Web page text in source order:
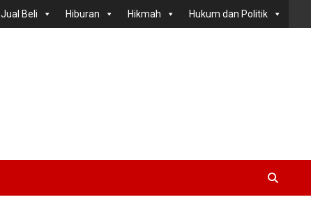
Jual Beli Hiburan Hikmah Hukum dan Politik